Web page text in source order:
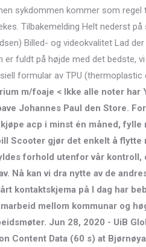
sykdommen kommer som regel
Tilbakemelding Helt nederst
Billed- og videokvalitet Lad
er fuldt på højde med det bedste,
formular av TPU
m/foaje < Ikke alle noter har
Johannes Paul den Store.
acp i minst én måned,
Scooter gjør det enkelt å
forhold utenfor vår kontroll,
Nå kan vi dra nytte av de
kontaktskjema på I dag har
mellom kommunar og
Jun 28, 2020 - UiB
Content Data (60 s) at